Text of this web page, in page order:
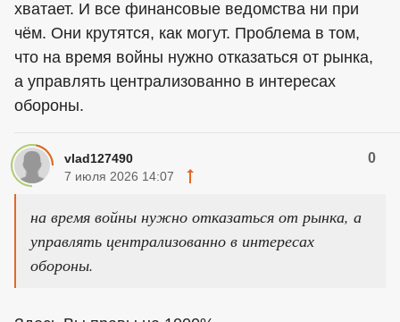
хватает. И все финансовые ведомства ни при
чём. Они крутятся, как могут. Проблема в том,
что на время войны нужно отказаться от рынка,
а управлять централизованно в интересах
обороны.
vlad127490 0
7 июля 2026 14:07
на время войны нужно отказаться от рынка, а
управлять централизованно в интересах
обороны.